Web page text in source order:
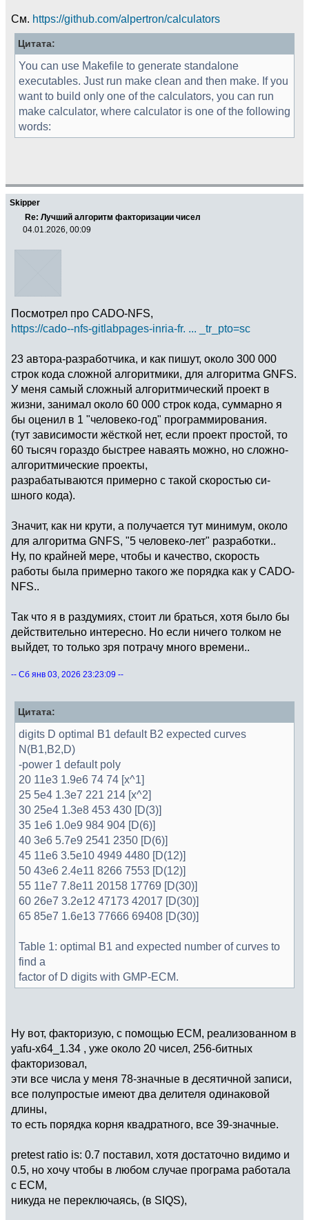
См. https://github.com/alpertron/calculators
Цитата:
You can use Makefile to generate standalone
executables. Just run make clean and then make. If you
want to build only one of the calculators, you can run
make calculator, where calculator is one of the following
words:
Skipper
Re: Лучший алгоритм факторизации чисел
04.01.2026, 00:09
Посмотрел про CADO-NFS,
https://cado--nfs-gitlabpages-inria-fr. ... _tr_pto=sc
23 автора-разработчика, и как пишут, около 300 000
строк кода сложной алгоритмики, для алгоритма GNFS.
У меня самый сложный алгоритмический проект в
жизни, занимал около 60 000 строк кода, суммарно я
бы оценил в 1 "человеко-год" программирования.
(тут зависимости жёсткой нет, если проект простой, то
60 тысяч гораздо быстрее наваять можно, но сложно-
алгоритмические проекты,
разрабатываются примерно с такой скоростью си-
шного кода).
Значит, как ни крути, а получается тут минимум, около
для алгоритма GNFS, "5 человеко-лет" разработки..
Ну, по крайней мере, чтобы и качество, скорость
работы была примерно такого же порядка как у CADO-
NFS..
Так что я в раздумиях, стоит ли браться, хотя было бы
действительно интересно. Но если ничего толком не
выйдет, то только зря потрачу много времени..
-- Сб янв 03, 2026 23:23:09 --
Цитата:
digits D optimal B1 default B2 expected curves
N(B1,B2,D)
-power 1 default poly
20 11e3 1.9e6 74 74 [x^1]
25 5e4 1.3e7 221 214 [x^2]
30 25e4 1.3e8 453 430 [D(3)]
35 1e6 1.0e9 984 904 [D(6)]
40 3e6 5.7e9 2541 2350 [D(6)]
45 11e6 3.5e10 4949 4480 [D(12)]
50 43e6 2.4e11 8266 7553 [D(12)]
55 11e7 7.8e11 20158 17769 [D(30)]
60 26e7 3.2e12 47173 42017 [D(30)]
65 85e7 1.6e13 77666 69408 [D(30)]
Table 1: optimal B1 and expected number of curves to
find a
factor of D digits with GMP-ECM.
Ну вот, факторизую, с помощью ECM, реализованном в
yafu-x64_1.34 , уже около 20 чисел, 256-битных
факторизовал,
эти все числа у меня 78-значные в десятичной записи,
все полупростые имеют два делителя одинаковой
длины,
то есть порядка корня квадратного, все 39-значные.
pretest ratio is: 0.7 поставил, хотя достаточно видимо и
0.5, но хочу чтобы в любом случае програма работала
с ECM,
никуда не переключаясь, (в SIQS),